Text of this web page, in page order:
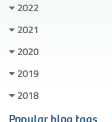
2022
2021
2020
2019
2018